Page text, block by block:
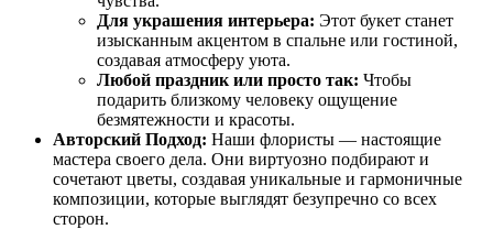
Для украшения интерьера: Этот букет станет
изысканным акцентом в спальне или гостиной,
создавая атмосферу уюта.
Любой праздник или просто так: Чтобы
подарить близкому человеку ощущение
безмятежности и красоты.
Авторский Подход: Наши флористы — настоящие
мастера своего дела. Они виртуозно подбирают и
сочетают цветы, создавая уникальные и гармоничные
композиции, которые выглядят безупречно со всех
сторон.